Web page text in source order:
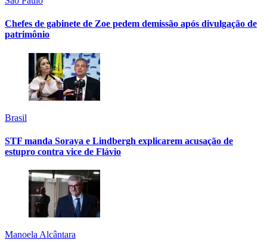
Chefes de gabinete de Zoe pedem demissão após divulgação de
patrimônio
Brasil
STF manda Soraya e Lindbergh explicarem acusação de
estupro contra vice de Flávio
Manoela Alcântara